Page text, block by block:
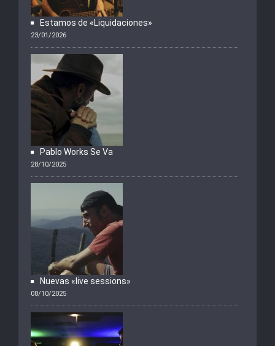
Estamos de «Liquidaciones»
23/01/2026
Pablo Works Se Va
28/10/2025
Nuevas «live sessions»
08/10/2025